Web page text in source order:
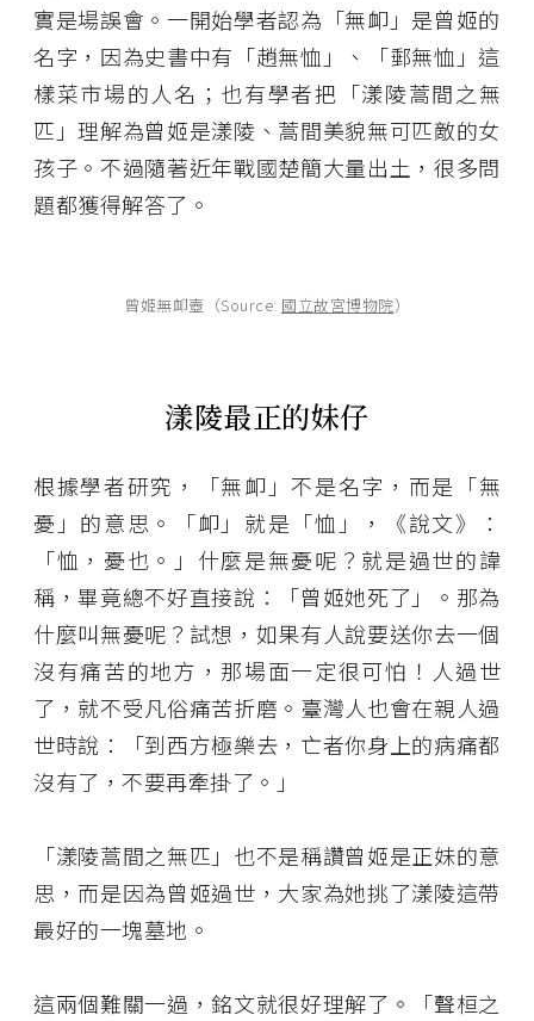
實是場誤會。一開始學者認為「無卹」是曾姬的
名字，因為史書中有「趙無恤」、「郵無恤」這
樣菜市場的人名；也有學者把「漾陵蒿間之無
匹」理解為曾姬是漾陵、蒿間美貌無可匹敵的女
孩子。不過隨著近年戰國楚簡大量出土，很多問
題都獲得解答了。
曾姬無卹壺（Source: 國立故宮博物院）
漾陵最正的妹仔
根據學者研究，「無卹」不是名字，而是「無
憂」的意思。「卹」就是「恤」，《說文》：
「恤，憂也。」什麼是無憂呢？就是過世的諱
稱，畢竟總不好直接說：「曾姬她死了」。那為
什麼叫無憂呢？試想，如果有人說要送你去一個
沒有痛苦的地方，那場面一定很可怕！人過世
了，就不受凡俗痛苦折磨。臺灣人也會在親人過
世時說：「到西方極樂去，亡者你身上的病痛都
沒有了，不要再牽掛了。」
「漾陵蒿間之無匹」也不是稱讚曾姬是正妹的意
思，而是因為曾姬過世，大家為她挑了漾陵這帶
最好的一塊墓地。
這兩個難關一過，銘文就很好理解了。「聲桓之